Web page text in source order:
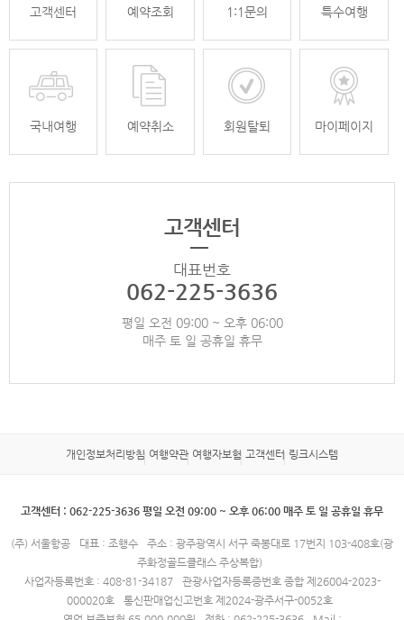
고객센터 예약조회 1:1문의 특수여행
국내여행 예약취소 회원탈퇴 마이페이지
고객센터
대표번호
062-225-3636
평일 오전 09:00 ~ 오후 06:00
매주 토 일 공휴일 휴무
개인정보처리방침 여행약관 여행자보험 고객센터 링크시스템
고객센터 : 062-225-3636 평일 오전 09:00 ~ 오후 06:00 매주 토 일 공휴일 휴무
(주) 서울항공 대표 : 조행수
주소 : 광주광역시 서구 죽봉대로 17번지 103-408호(광
주화정골드클래스 주상복합)
사업자등록번호 : 408-81-34187
관광사업자등록증번호 종합 제26004-2023-
000020호
통신판매업신고번호 제2024-광주서구-0052호